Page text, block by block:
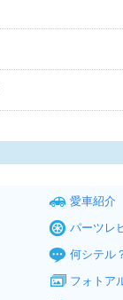
愛車紹介
パーツレ
何シテル
フォトア